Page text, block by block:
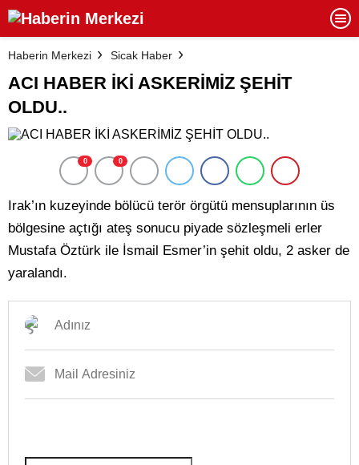
Haberin Merkezi Sicak Haber
ACI HABER İKİ ASKERİMİZ ŞEHİT
OLDU..
0 0
Irak’ın kuzeyinde bölücü terör örgütü mensuplarının üs
bölgesine açtığı ateş sonucu piyade sözleşmeli erler
Mustafa Öztürk ile İsmail Esmer’in şehit oldu, 2 asker de
yaralandı.